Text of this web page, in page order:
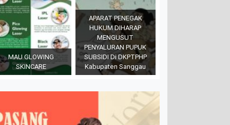
MAU GLOWING
SKINCARE
APARAT PENEGAK
HUKUM DIHARAP
MENGUSUT
PENYALURAN PUPUK
SUBSIDI Di DKPTPHP
Kabupaten Sanggau